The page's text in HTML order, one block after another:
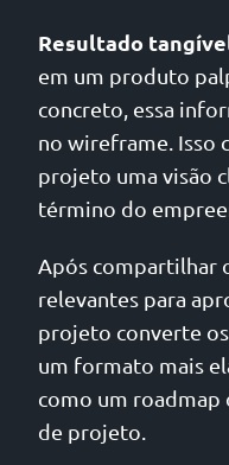
Resultado
em um produto
concreto, essa
no wireframe. Isso
projeto uma visão
término do
Após compartilhar
relevantes para
projeto converte
um formato mais
como um roadmap
de projeto.